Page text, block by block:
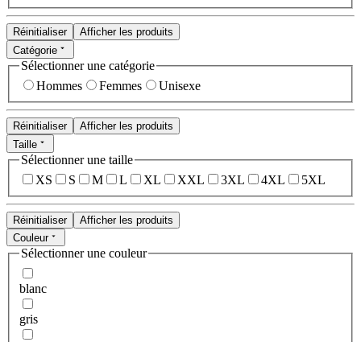
Réinitialiser
Afficher les produits
Catégorie
Sélectionner une catégorie
Hommes
Femmes Unisexe
Réinitialiser
Afficher les produits
Taille
Sélectionner une taille
XS
S M L XL XXL 3XL 4XL 5XL
Réinitialiser
Afficher les produits
Couleur
Sélectionner une couleur
blanc
gris